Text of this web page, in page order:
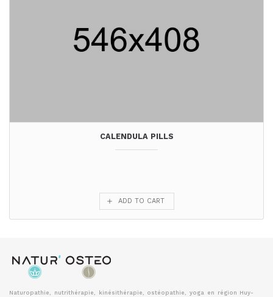
CALENDULA PILLS
ADD TO CART
Naturopathie, nutrithérapie, kinésithérapie, ostéopathie, yoga en région Huy-